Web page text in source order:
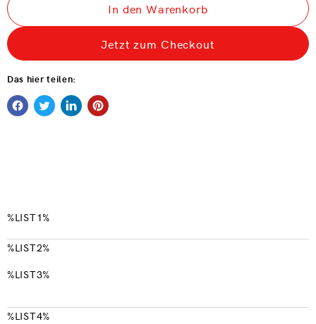
In den Warenkorb
Jetzt zum Checkout
Das hier teilen:
%LIST1%
%LIST2%
%LIST3%
%LIST4%